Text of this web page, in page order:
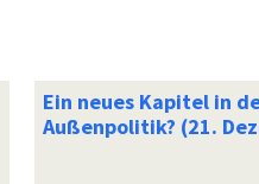
Ein neues Kapitel in
Außenpolitik? (21.